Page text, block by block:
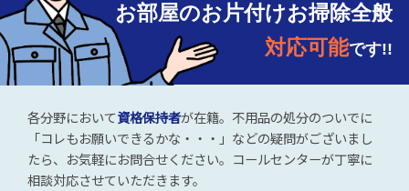
お部屋のお片付けお掃除全般
対応可能です!!
各分野において資格保持者が在籍。不用品の処分のついでに
「コレもお願いできるかな・・・」などの疑問がございまし
たら、お気軽にお問合せください。コールセンターが丁寧に
相談対応させていただきます。